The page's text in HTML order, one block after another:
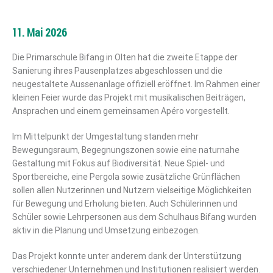
11. Mai 2026
Die Primarschule Bifang in Olten hat die zweite Etappe der
Sanierung ihres Pausenplatzes abgeschlossen und die
neugestaltete Aussenanlage offiziell eröffnet. Im Rahmen einer
kleinen Feier wurde das Projekt mit musikalischen Beiträgen,
Ansprachen und einem gemeinsamen Apéro vorgestellt.
Im Mittelpunkt der Umgestaltung standen mehr
Bewegungsraum, Begegnungszonen sowie eine naturnahe
Gestaltung mit Fokus auf Biodiversität. Neue Spiel- und
Sportbereiche, eine Pergola sowie zusätzliche Grünflächen
sollen allen Nutzerinnen und Nutzern vielseitige Möglichkeiten
für Bewegung und Erholung bieten. Auch Schülerinnen und
Schüler sowie Lehrpersonen aus dem Schulhaus Bifang wurden
aktiv in die Planung und Umsetzung einbezogen.
Das Projekt konnte unter anderem dank der Unterstützung
verschiedener Unternehmen und Institutionen realisiert werden.